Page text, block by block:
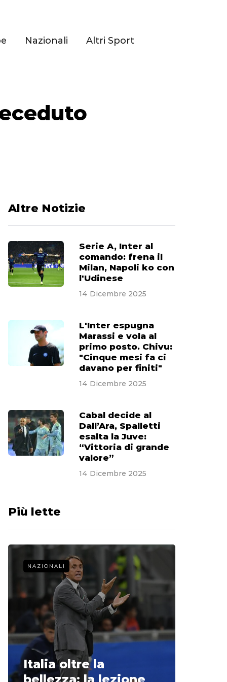
Nazionali Altri Sport
Altre Notizie
Serie A, Inter al
comando: frena il
Milan, Napoli ko con
l'Udinese
14 Dicembre 2025
L'Inter espugna
Marassi e vola al
primo posto. Chivu:
"Cinque mesi fa ci
davano per finiti"
14 Dicembre 2025
Cabal decide al
Dall’Ara, Spalletti
esalta la Juve:
“Vittoria di grande
valore”
14 Dicembre 2025
Più lette
NAZIONALI
Italia oltre la